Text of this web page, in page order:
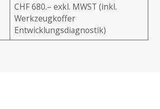
CHF 680.– exkl. MWST (inkl.
Werkzeugkoffer
Entwicklungsdiagnostik)